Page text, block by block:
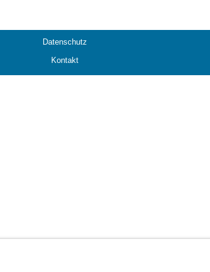
Datenschutz
Kontakt